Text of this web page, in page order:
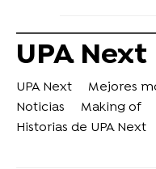
UPA Next
UPA Next Mejores
Noticias
Making of
Historias de UPA Next